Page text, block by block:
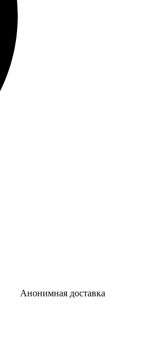
Анонимная доставка